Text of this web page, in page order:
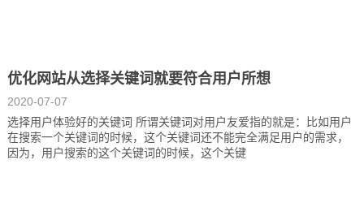
优化网站从选择关键词就要符合用户所想
2020-07-07
选择用户体验好的关键词 所谓关键词对用户友爱指的就是：比如用户
在搜索一个关键词的时候，这个关键词还不能完全满足用户的需求，
因为，用户搜索的这个关键词的时候，这个关键